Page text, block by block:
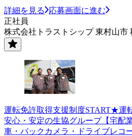
詳細を見る
応募画面に進む
正社員
株式会社トラストシップ 東村山市
運転免許取得支援制度START★運
安心・安定の生協グループ【宅配
車・バックカメラ・ドライブレコ